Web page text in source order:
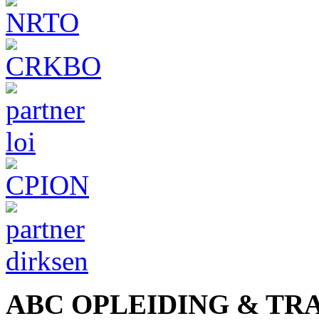
ABC OPLEIDING &